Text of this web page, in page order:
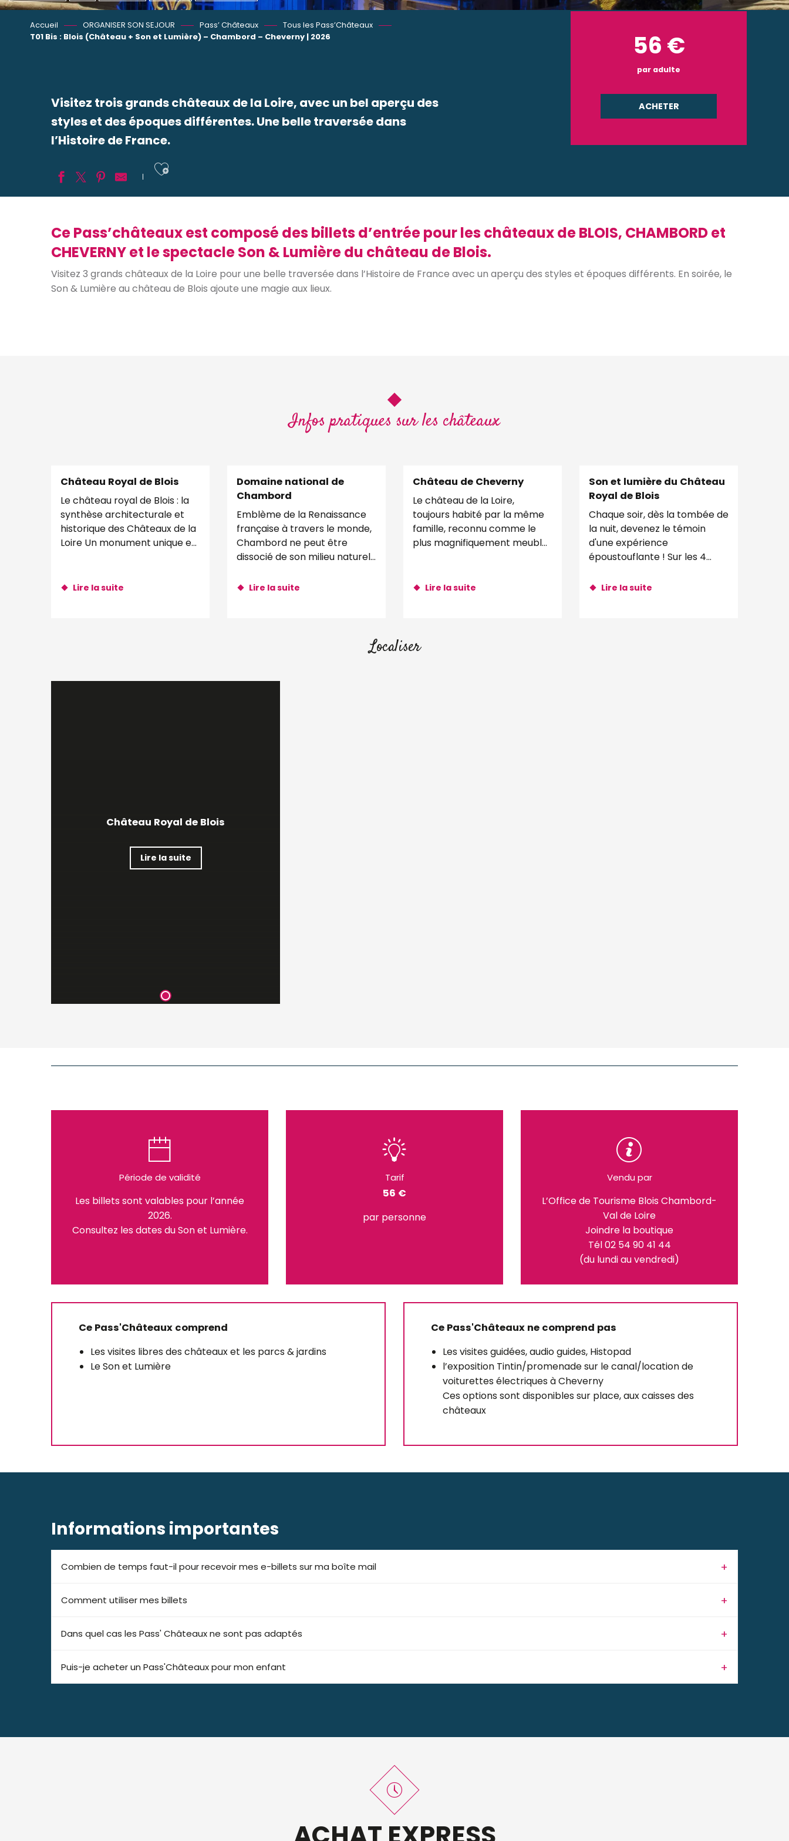
Accueil ORGANISER SON SEJOUR Pass’ Châteaux
Tous les Pass’Châteaux
T01 Bis : Blois (Château + Son et Lumière) – Chambord – Cheverny | 2026
Visitez trois grands châteaux de la Loire, avec un bel aperçu des
styles et des époques différentes. Une belle traversée dans
l’Histoire de France.
Ajouter aux favoris
56 €
par adulte
ACHETER
Ce Pass’châteaux est composé des billets d’entrée pour les châteaux de BLOIS, CHAMBORD et
CHEVERNY et le spectacle Son & Lumière du château de Blois.
Visitez 3 grands châteaux de la Loire pour une belle traversée dans l’Histoire de France avec un aperçu des styles et époques différents. En soirée, le
Son & Lumière au château de Blois ajoute une magie aux lieux.
Infos pratiques sur les châteaux
Château Royal de Blois
Le château royal de Blois : la
synthèse architecturale et
historique des Châteaux de la
Loire Un monument unique en
Lire la suite
Domaine national de
Chambord
Emblème de la Renaissance
française à travers le monde,
Chambord ne peut être
dissocié de son milieu naturel,
hectares et ses 32 kilomètres
Lire la suite
Château de Cheverny
Le château de la Loire,
toujours habité par la même
famille, reconnu comme le
plus magnifiquement meublé,
Le Domaine de...
Lire la suite
Son et lumière du Château
Royal de Blois
Chaque soir, dès la tombée de
la nuit, devenez le témoin
d'une expérience
époustouflante ! Sur les 4
projections d'images vidéo
Lire la suite
Localiser
Château Royal de Blois
Lire la suite
Période de validité
Les billets sont valables pour l’année
2026.
Consultez les dates du Son et Lumière.
Tarif
56 €
par personne
Vendu par
L’Office de Tourisme Blois Chambord-
Val de Loire
Joindre la boutique
Tél 02 54 90 41 44
(du lundi au vendredi)
Ce Pass'Châteaux comprend
Les visites libres des châteaux et les parcs & jardins
Le Son et Lumière
Ce Pass'Châteaux ne comprend pas
Les visites guidées, audio guides, Histopad
l’exposition Tintin/promenade sur le canal/location de
voiturettes électriques à Cheverny
Ces options sont disponibles sur place, aux caisses des
châteaux
Informations importantes
Combien de temps faut-il pour recevoir mes e-billets sur ma boîte mail
Comment utiliser mes billets
Dans quel cas les Pass' Châteaux ne sont pas adaptés
Puis-je acheter un Pass'Châteaux pour mon enfant